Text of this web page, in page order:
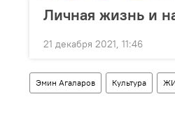
Личная жизнь и
21 декабря 2021, 11:46
Эмин Агаларов Культура